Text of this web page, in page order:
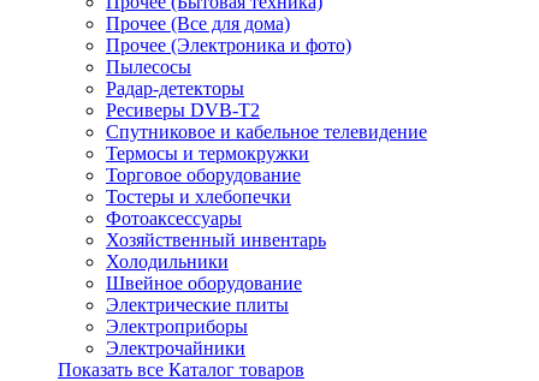
Прочее (Все для дома)
Прочее (Электроника и фото)
Пылесосы
Радар-детекторы
Ресиверы DVB-T2
Спутниковое и кабельное телевидение
Термосы и термокружки
Торговое оборудование
Тостеры и хлебопечки
Фотоаксессуары
Хозяйственный инвентарь
Холодильники
Швейное оборудование
Электрические плиты
Электроприборы
Электрочайники
Показать все Каталог товаров